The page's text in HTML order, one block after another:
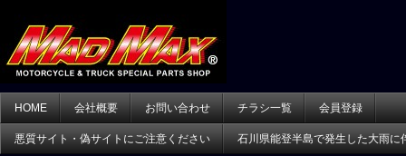
HOME 会社概要 お問い合わせ チラシ一覧 会員登録
悪質サイト・偽サイトにご注意ください 石川県能登半島で発生した大雨に